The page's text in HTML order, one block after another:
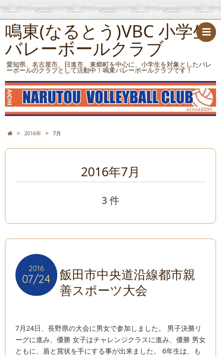
鳴東(なるとう)VBC 小学生
バレーボールクラブ
愛知県、名古屋市、日進市、東郷町を中心に、小学生を対象としたバレ
ーボールのクラブとして活動中！鳴東バレーボールクラブです！
> 2016年 > 7月
2016年7月
3 件
2016
07/24
2016
07/24
飯田市中央道沿線都市親
善スポーツ大会
7月24日、長野県の大会に男女で参加しました。 男子決勝リ
ーグに進み、優勝 女子はチャレンジクラスに進み、優勝 男女
ともに、盾と賞状を手にする事が出来ました。 6年生は、も